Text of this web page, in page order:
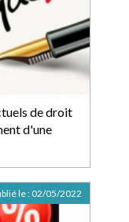
de droit
d'une
le : 02/05/2022